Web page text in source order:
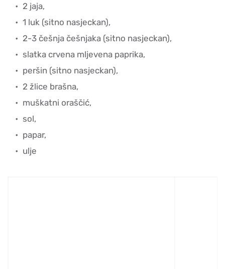
2 jaja,
1 luk (sitno nasjeckan),
2-3 češnja češnjaka (sitno nasjeckan),
slatka crvena mljevena paprika,
peršin (sitno nasjeckan),
2 žlice brašna,
muškatni oraščić,
sol,
papar,
ulje